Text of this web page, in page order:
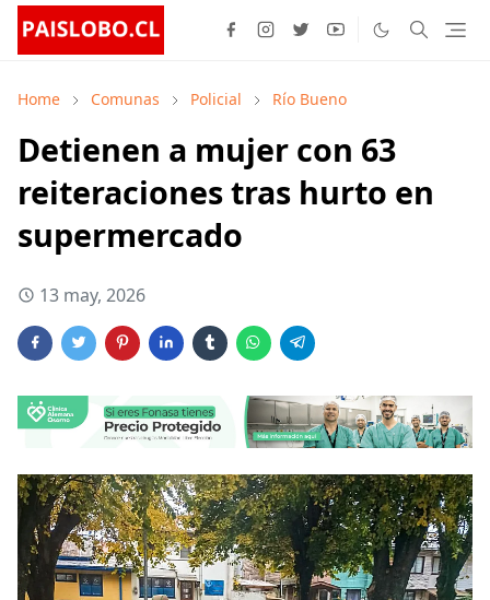
Home Comunas Policial Río Bueno
Detienen a mujer con 63
reiteraciones tras hurto en
supermercado
13 may, 2026